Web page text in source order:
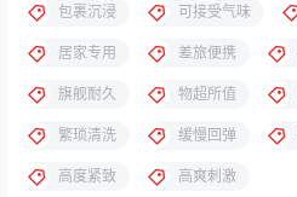
包裹沉浸 可接受气味
居家专用 差旅便携
旗舰耐久 物超所值
繁琐清洗 缓慢回弹
高度紧致 高爽刺激